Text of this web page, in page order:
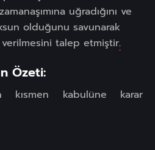
uğradığını ve
olduğunu savunarak
talep etmiştir.
Özeti:
kısmen kabulüne karar